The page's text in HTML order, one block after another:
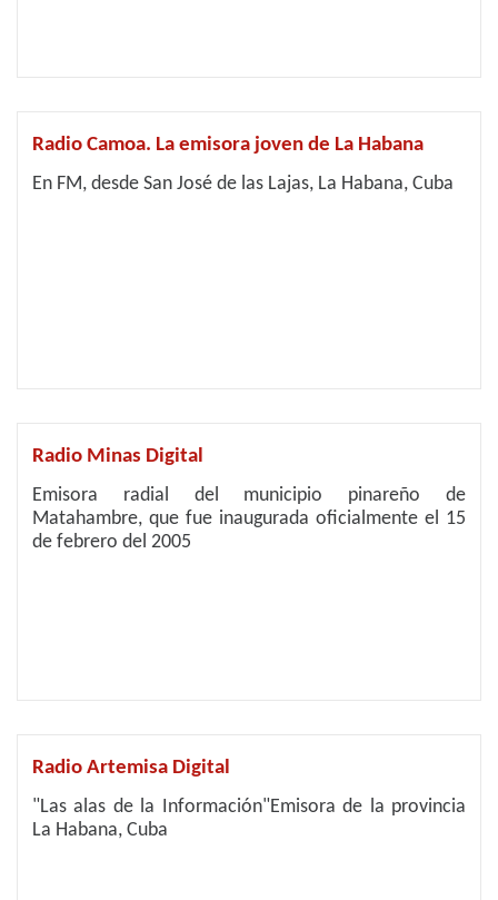
Radio Camoa. La emisora joven de La Habana
En FM, desde San José de las Lajas, La Habana, Cuba
Radio Minas Digital
Emisora radial del municipio pinareño de
Matahambre, que fue inaugurada oficialmente el 15
de febrero del 2005
Radio Artemisa Digital
"Las alas de la Información"Emisora de la provincia
La Habana, Cuba